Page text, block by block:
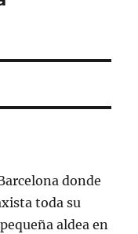
donde
toda su
aldea en